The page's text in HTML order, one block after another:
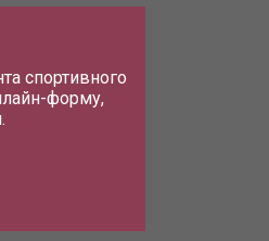
спортивного
форму,